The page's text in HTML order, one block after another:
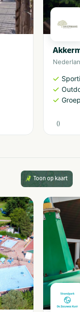
()
Toon op kaart